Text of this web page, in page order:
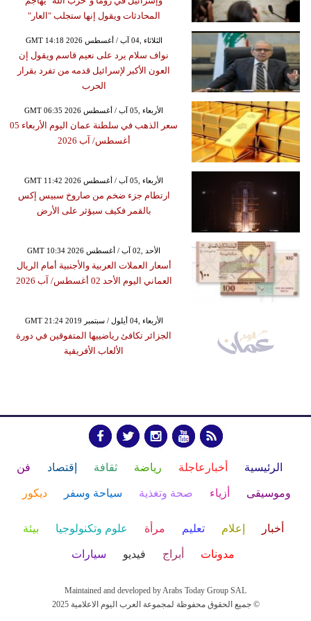
المحادثات ويقول إنها ستجلب "العار"
GMT 14:18 2026 الثلاثاء ,04 آب / أغسطس
نواف سلام يرد على نعيم قاسم ويقول إن
العون الأكبر لإسرائيل قدمه من تفرد بقرار
الحرب
GMT 06:35 2026 الأربعاء ,05 آب / أغسطس
سعر الذهب في سلطنة عمان اليوم الأربعاء 05
أغسطس/ آب 2026
GMT 11:42 2026 الأربعاء ,05 آب / أغسطس
ارتطام جزء ضخم من صاروخ سبيس إكس
بالقمر فكيف سيؤثر على الأرض
GMT 10:34 2026 الأحد ,02 آب / أغسطس
أسعار العملات العربية والأجنبية أمام الريال
العماني اليوم الأحد 02 أغسطس/ آب 2026
GMT 21:24 2019 الأربعاء ,04 أيلول / سبتمبر
الجزائر تكافئ رياضييها المتفوقين في دورة
الألعاب الأفريقية
الرئيسية أخبارعاجلة رياضة ثقافة إقتصاد فن
وموسيقى أزياء صحة وتغذية سياحة وسفر ديكور
أخبار إعلام تعليم مرأة علوم وتكنولوجيا بيئة
مدونات أبراج فيديو سيارات
Maintained and developed by Arabs Today Group SAL
جميع الحقوق محفوظة لمجموعة العرب اليوم الاعلامية 2025 ©